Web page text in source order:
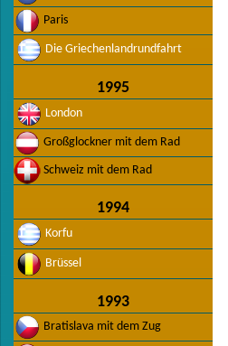
Paris
Die Griechenlandrundfahrt
1995
London
Großglockner mit dem Rad
Schweiz mit dem Rad
1994
Korfu
Brüssel
1993
Bratislava mit dem Zug